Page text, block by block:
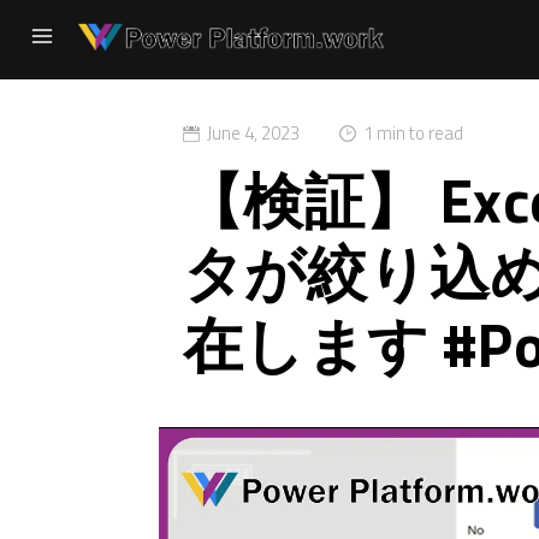
June 4, 2023 1 min to read
【検証】
タが絞り込
在します